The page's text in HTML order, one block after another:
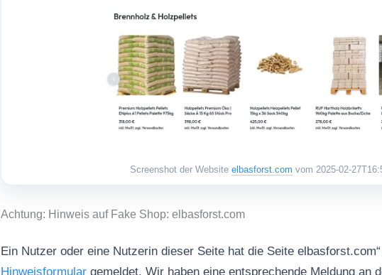
Screenshot der Website elbasforst.com vom 2025-02-
Achtung: Hinweis auf Fake Shop: elbasforst.com
Ein Nutzer oder eine Nutzerin dieser Seite hat die Seite
Hinweisformular gemeldet. Wir haben eine entsprechende Meldung an